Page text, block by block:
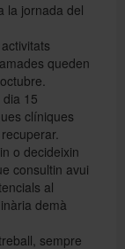
la jornada del
queden
dia 15
clíniques
o decideixin
consultin avui
al
demà
sempre